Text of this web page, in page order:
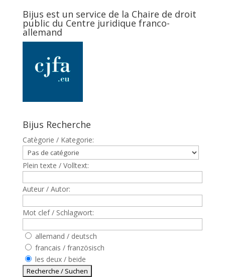
Bijus est un service de la Chaire de droit
public du Centre juridique franco-
allemand
Bijus Recherche
Catègorie / Kategorie:
Plein texte / Volltext:
Auteur / Autor:
Mot clef / Schlagwort:
allemand / deutsch
francais / französisch
les deux / beide